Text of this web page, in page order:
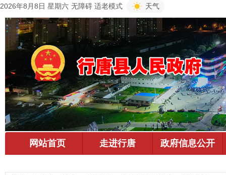
2026年8月8日 星期六 无障碍 适老模式 天气